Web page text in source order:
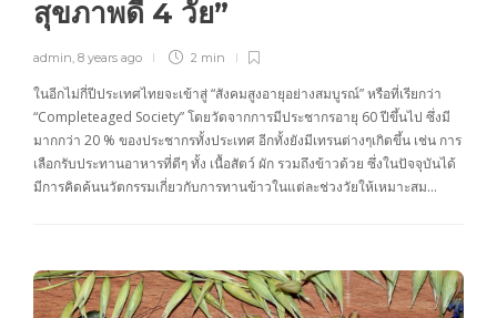
สุขภาพดี 4 วัย”
admin, 8 years ago 2 min
ในอีกไม่กี่ปีประเทศไทยจะเข้าสู่ “สังคมสูงอายุอย่างสมบูรณ์” หรือที่เรียกว่า
“Completeaged Society” โดยวัดจากการมีประชากรอายุ 60 ปีขึ้นไป ซึ่งมี
มากกว่า 20 % ของประชากรทั้งประเทศ อีกทั้งยังมีเทรนต่างๆเกิดขึ้น เช่น การ
เลือกรับประทานอาหารที่ดีๆ ทั้ง เนื้อสัตว์ ผัก รวมถึงข้าวด้วย ซึ่งในปัจจุบันได้
มีการคิดค้นนวัตกรรมเกี่ยวกับการทานข้าวในแต่ละช่วงวัยให้เหมาะสม…